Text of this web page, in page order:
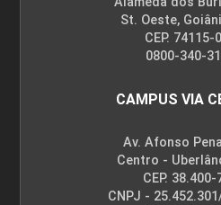
St. Oeste,
CEP. 74115-
0800-340-
CAMPUS VIA
Av. Afonso
Centro -
CEP. 38.400-
CNPJ -